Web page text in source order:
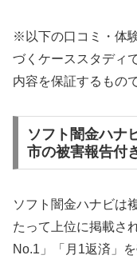
※以下の口コミ・体
づくケーススタディ
内容を保証するもの
ソフト闇金ハナ
市の被害報告付
ソフト闇金ハナビは
たって上位に掲載さ
No.1」「月1返済」